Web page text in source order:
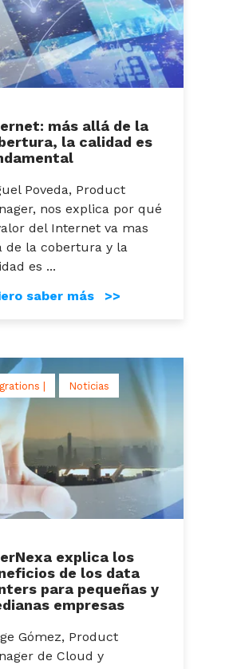
más allá de la
la calidad es
Poveda, Product
nos explica por qué
del Internet va mas
de la cobertura y la
es ...
saber más >>
| Noticias
explica los
de los data
para pequeñas y
empresas
Gómez, Product
de Cloud y